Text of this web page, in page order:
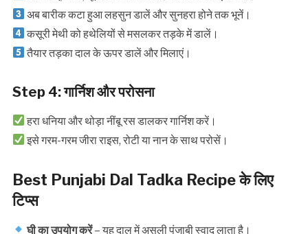
अब बारीक कटा हुआ लहसुन डालें और सुनहरा होने तक भूनें।
कसूरी मेथी को हथेलियों से मसलकर तड़के में डालें।
तैयार तड़का दाल के ऊपर डालें और मिलाएं।
Step 4: गार्निश और परोसना
हरा धनिया और थोड़ा नींबू रस डालकर गार्निश करें।
इसे गरम-गरम जीरा राइस, रोटी या नान के साथ परोसें।
Best Punjabi Dal Tadka Recipe के लिए
टिप्स
घी का उपयोग करें– यह दाल में असली पंजाबी स्वाद लाता है।